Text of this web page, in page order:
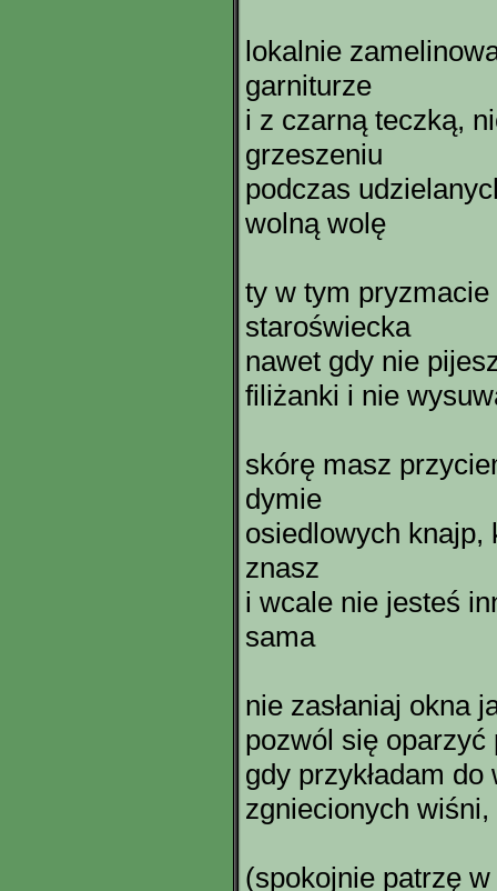
lokalnie
garniturze
i z czarną teczką,
grzeszeniu
podczas
wolną wolę
ty w tym
staroświecka
nawet gdy nie
filiżanki i nie
skórę masz
dymie
osiedlowych knajp,
znasz
i wcale nie jesteś
sama
nie zasłaniaj okna
pozwól się
gdy przykładam do
zgniecionych
(spokojnie patrzę w